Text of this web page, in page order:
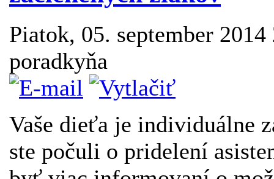
Piatok, 05. september
poradkyňa
Vaše dieťa je individuálne
ste počuli o pridelení